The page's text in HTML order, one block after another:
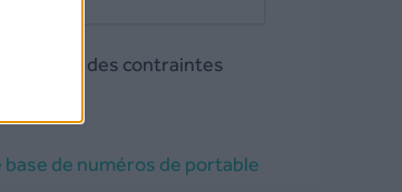
a des contraintes
base de numéros de portable